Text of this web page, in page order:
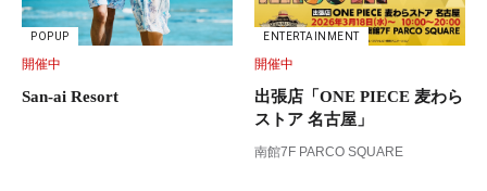
POPUP
開催中
San-ai Resort
ENTERTAINMENT
開催中
出張店「ONE PIECE 麦わら
ストア 名古屋」
南館7F PARCO SQUARE